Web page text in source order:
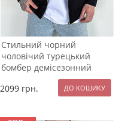
Стильний чорний
чоловічий турецький
бомбер демісезонний
2099 грн.